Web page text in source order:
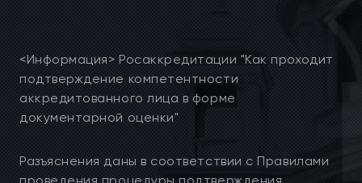
<Информация> Росаккредитации "Как проходит
подтверждение компетентности
аккредитованного лица в форме
документарной оценки"
Разъяснения даны в соответствии с Правилами